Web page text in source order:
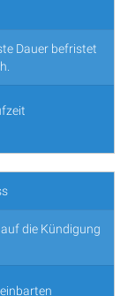
Dauer befristet
die Kündigung